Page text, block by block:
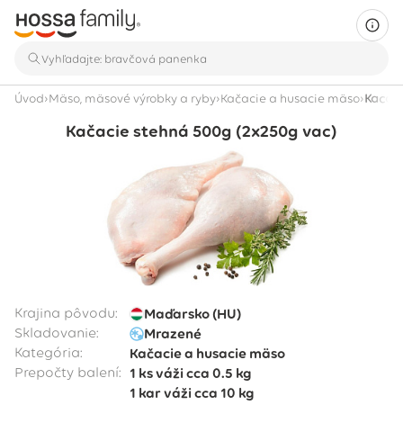
Úvod›Mäso, mäsové výrobky a ryby›Kačacie a husacie mäso›
Kačacie stehná 500g (2x250g vac)
Krajina pôvodu:
Maďarsko (HU)
Skladovanie:
Mrazené
Kategória:
Kačacie a husacie mäso
Prepočty balení: 1 ksváži cca 0.5 kg
1 karváži cca 10 kg